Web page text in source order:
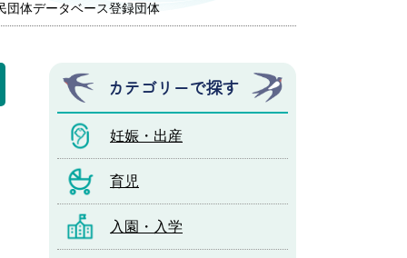
団体データベース登録団体
カテゴリーで探す
妊娠・出産
育児
入園・入学